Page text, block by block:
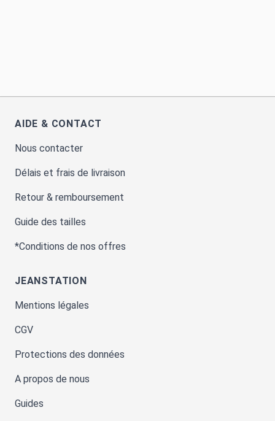
AIDE & CONTACT
Nous contacter
Délais et frais de livraison
Retour & remboursement
Guide des tailles
*Conditions de nos offres
JEANSTATION
Mentions légales
CGV
Protections des données
A propos de nous
Guides